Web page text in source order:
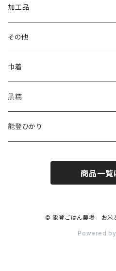
加工品
その他
巾着
黒糯
能登ひかり
商品一覧
© 能登ごはん農場 お米
Powered by